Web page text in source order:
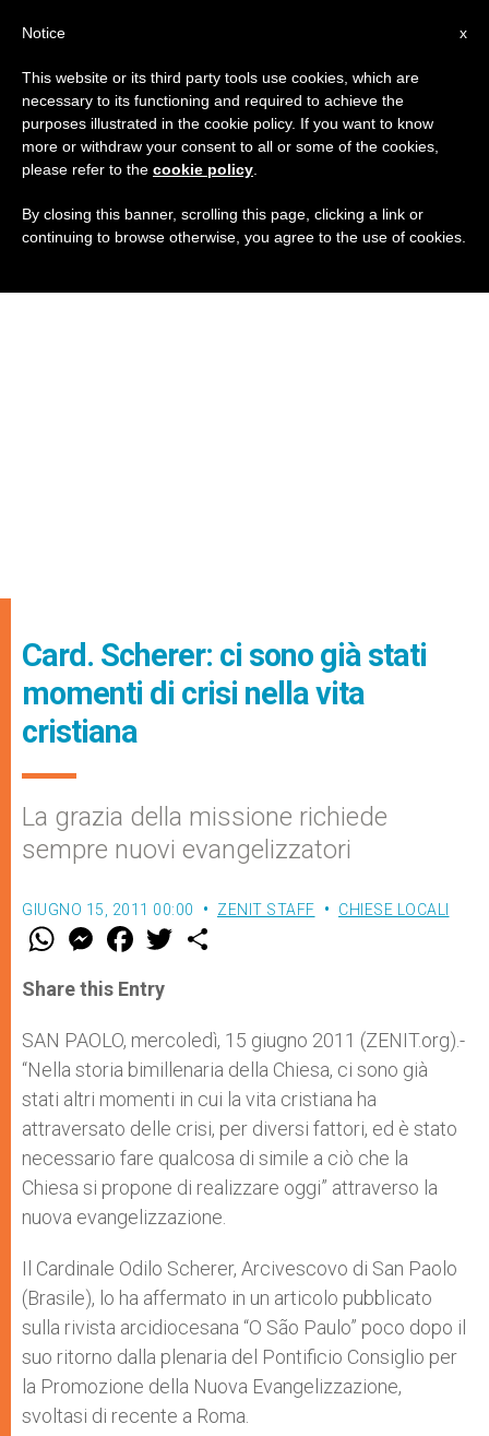
Card. Scherer: ci sono già stati
momenti di crisi nella vita
cristiana
La grazia della missione richiede
sempre nuovi evangelizzatori
GIUGNO 15, 2011 00:00 ZENIT STAFF CHIESE LOCALI
W
t
s
p
p
M
e
s
e
g
e
r
F
a
e
b
o
k
w
r
Share this Entry
SAN PAOLO, mercoledì, 15 giugno 2011 (ZENIT.org).-
“Nella storia bimillenaria della Chiesa, ci sono già
stati altri momenti in cui la vita cristiana ha
attraversato delle crisi, per diversi fattori, ed è stato
necessario fare qualcosa di simile a ciò che la
Chiesa si propone di realizzare oggi” attraverso la
nuova evangelizzazione.
Il Cardinale Odilo Scherer, Arcivescovo di San Paolo
(Brasile), lo ha affermato in un articolo pubblicato
sulla rivista arcidiocesana “O São Paulo” poco dopo il
suo ritorno dalla plenaria del Pontificio Consiglio per
la Promozione della Nuova Evangelizzazione,
svoltasi di recente a Roma.
x
Notice
This website or its third party tools use cookies, which are
necessary to its functioning and required to achieve the
purposes illustrated in the cookie policy. If you want to know
more or withdraw your consent to all or some of the cookies,
please refer to the cookie policy
By closing this banner, scrolling this page, clicking a link or
continuing to browse otherwise, you agree to the use of cookies.